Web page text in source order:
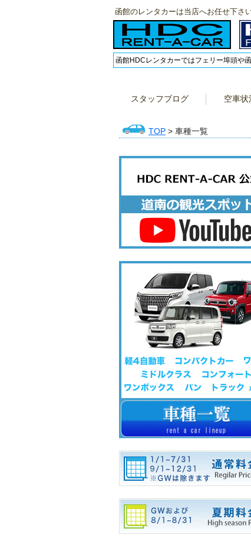
函館のレンタカーは当店へお任せ下さ
函館HDCレンタカーではフェリー埠頭や
スタッフブログ 空車状
TOP > 車種一覧